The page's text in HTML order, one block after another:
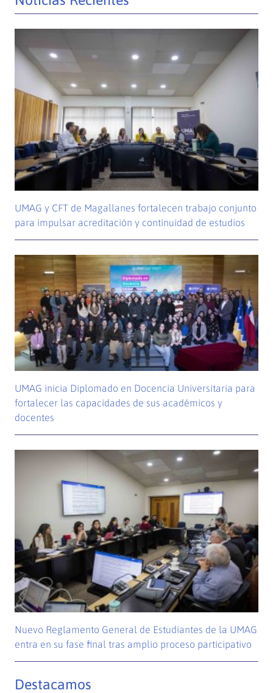
UMAG y CFT de Magallanes fortalecen trabajo conjunto
para impulsar acreditación y continuidad de estudios
UMAG inicia Diplomado en Docencia Universitaria para
fortalecer las capacidades de sus académicos y
docentes
Nuevo Reglamento General de Estudiantes de la UMAG
entra en su fase final tras amplio proceso participativo
Destacamos